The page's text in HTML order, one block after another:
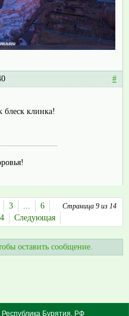
#
блеск клинка!
Страница 9 из 14
3 ...
6
Следующая
оставить сообщение.
Бурятия, РФ